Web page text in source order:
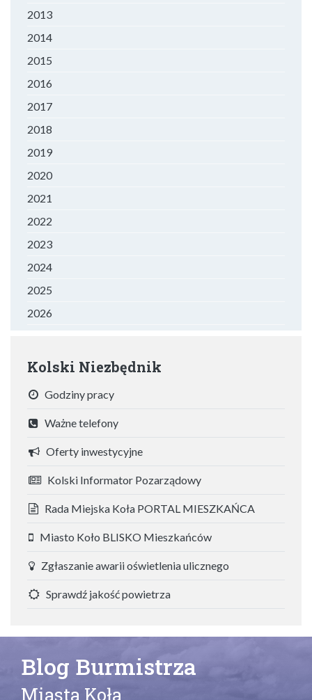
2013
2014
2015
2016
2017
2018
2019
2020
2021
2022
2023
2024
2025
2026
Kolski Niezbędnik
Godziny pracy
Ważne telefony
Oferty inwestycyjne
Kolski Informator Pozarządowy
Rada Miejska Koła PORTAL MIESZKAŃCA
Miasto Koło BLISKO Mieszkańców
Zgłaszanie awarii oświetlenia ulicznego
Sprawdź jakość powietrza
Blog Burmistrza
Miasta Koła